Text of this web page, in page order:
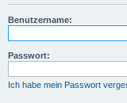
Benutzername:
Passwort:
Ich habe mein Passwort